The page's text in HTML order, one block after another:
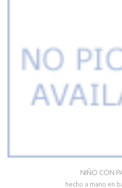
NIÑO CON
hecho a mano en